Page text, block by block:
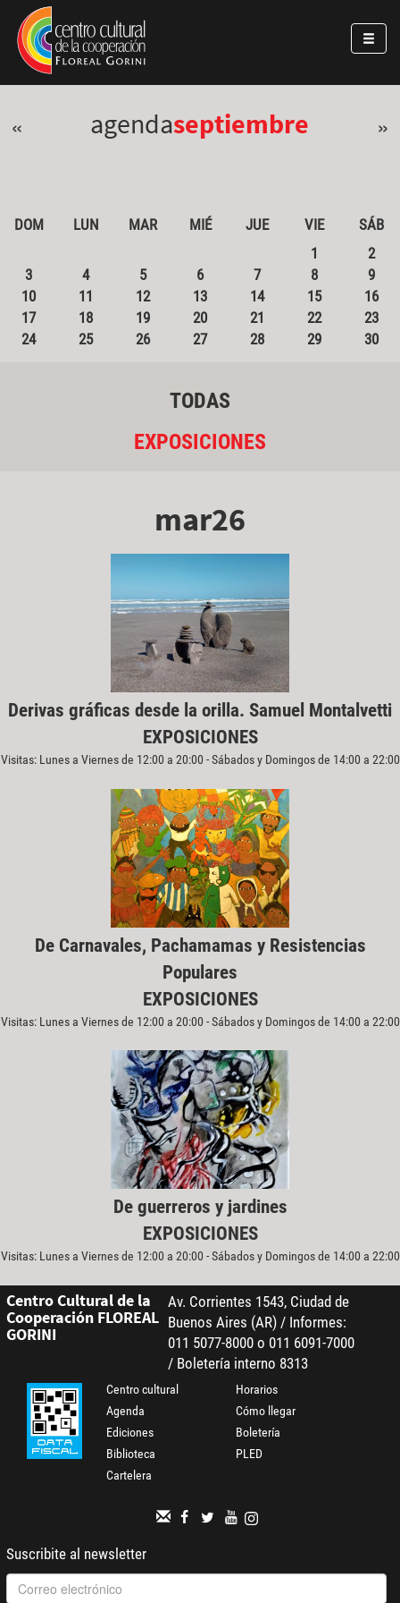
Pasar al contenido principal
Jump to main content
« agendaseptiembre »
DOM LUN MAR MIÉ JUE VIE
SÁB
1
2
3
4 5 6 7 8
9
10
11 12 13 14 15
16
17
18 19 20 21 22
23
24
25 26 27 28 29 30
TODAS
EXPOSICIONES
mar26
Derivas gráficas desde la orilla. Samuel Montalvetti
EXPOSICIONES
Visitas: Lunes a Viernes de 12:00 a 20:00 - Sábados y Domingos de 14:00 a 22:00
De Carnavales, Pachamamas y Resistencias
Populares
EXPOSICIONES
Visitas: Lunes a Viernes de 12:00 a 20:00 - Sábados y Domingos de 14:00 a 22:00
De guerreros y jardines
EXPOSICIONES
Visitas: Lunes a Viernes de 12:00 a 20:00 - Sábados y Domingos de 14:00 a 22:00
Centro Cultural de la
Cooperación FLOREAL
GORINI
Av. Corrientes 1543, Ciudad de
Buenos Aires (AR) / Informes:
011 5077-8000 o 011 6091-7000
/ Boletería interno 8313
Centro cultural
Agenda
Ediciones
Biblioteca
Cartelera
Horarios
Cómo llegar
Boletería
PLED
Suscribite al newsletter